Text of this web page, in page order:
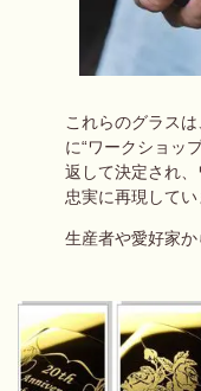
これらのグラスは
に“ワークショッ
返して決定され、
忠実に再現してい
生産者や愛好家か